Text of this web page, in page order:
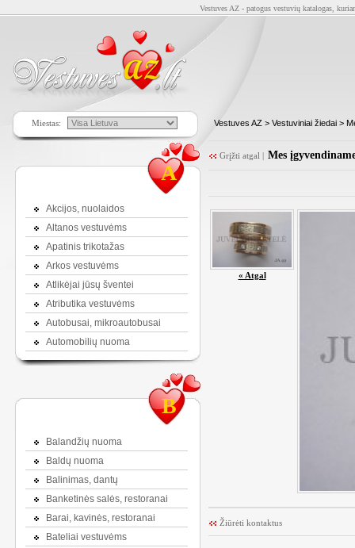
Vestuves AZ - patogus vestuvių katalogas,
Miestas: Vestuves AZ > Vestuviniai žiedai >
A
Akcijos, nuolaidos
Altanos vestuvėms
Apatinis trikotažas
Arkos vestuvėms
Atlikėjai jūsų šventei
Atributika vestuvėms
Autobusai, mikroautobusai
Automobilių nuoma
B
Balandžių nuoma
Baldų nuoma
Balinimas, dantų
Banketinės salės, restoranai
Barai, kavinės, restoranai
Bateliai vestuvėms
Grįžti atgal | Mes
« Atgal
Žiūrėti kontaktus